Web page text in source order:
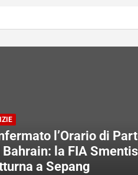
l’Orario di
Bahrain: la FIA
a Sepang